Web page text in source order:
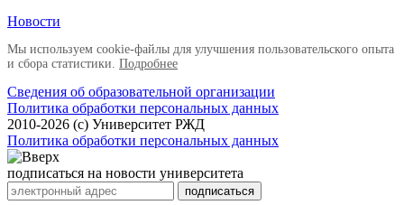
Новости
Мы используем cookie-файлы для улучшения пользовательского опыта
и сбора статистики. Подробнее
Сведения об образовательной организации
Политика обработки персональных данных
2010-2026 (с) Университет РЖД
Политика обработки персональных данных
подписаться на новости университета
подписаться